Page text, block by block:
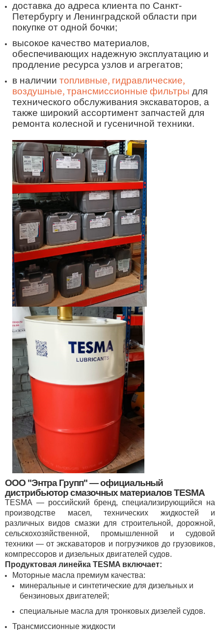
доставка до адреса клиента по Санкт-
Петербургу и Ленинградской области при
покупке от одной бочки;
высокое качество материалов,
обеспечивающих надежную эксплуатацию и
продление ресурса узлов и агрегатов;
в наличии топливные, гидравлические,
воздушные, трансмиссионные фильтры для
технического обслуживания экскаваторов, а
также широкий ассортимент запчастей для
ремонта колесной и гусеничной техники.
ООО "Энтра Групп" — официальный
дистрибьютор смазочных материалов TESMA
TESMA — российский бренд, специализирующийся на
производстве масел, технических жидкостей и
различных видов смазки для строительной, дорожной,
сельскохозяйственной, промышленной и судовой
техники — от экскаваторов и погрузчиков до грузовиков,
компрессоров и дизельных двигателей судов.
Продуктовая линейка TESMA включает:
Моторные масла премиум качества:
минеральные и синтетические для дизельных и
бензиновых двигателей;
специальные масла для тронковых дизелей судов.
Трансмиссионные жидкости